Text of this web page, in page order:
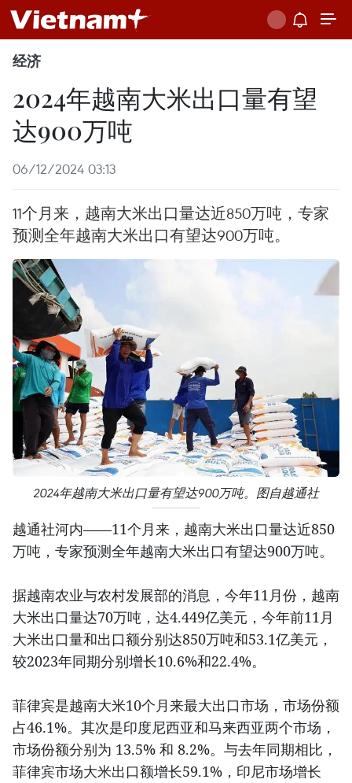
经济
2024年越南大米出口量有望
达900万吨
06/12/2024 03:13
11个月来，越南大米出口量达近850万吨，专家
预测全年越南大米出口有望达900万吨。
2024年越南大米出口量有望达900万吨。图自越通社
越通社河内——11个月来，越南大米出口量达近850
万吨，专家预测全年越南大米出口有望达900万吨。
据越南农业与农村发展部的消息，今年11月份，越南
大米出口量达70万吨，达4.449亿美元，今年前11月
大米出口量和出口额分别达850万吨和53.1亿美元，
较2023年同期分别增长10.6%和22.4%。
菲律宾是越南大米10个月来最大出口市场，市场份额
占46.1%。其次是印度尼西亚和马来西亚两个市场，
市场份额分别为 13.5% 和 8.2%。与去年同期相比，
菲律宾市场大米出口额增长59.1%，印尼市场增长